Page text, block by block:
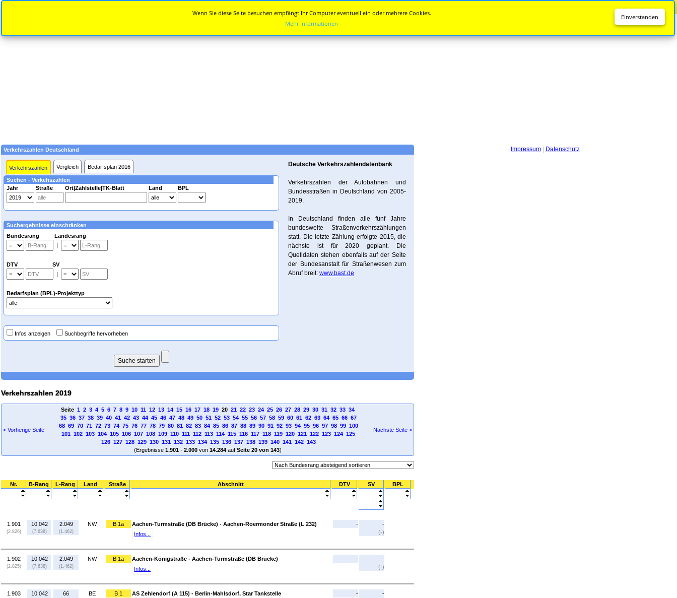
Verkehrszahlen Deutschland
Verkehrszahlen Vergleich Bedarfsplan 2016
Suchen - Verkehszahlen
Jahr
Straße Ort|Zählstelle|TK-Blatt Land BPL
Suchergebnisse einschränken
Bundesrang Landesrang
|
DTV SV
|
Bedarfsplan (BPL)-Projekttyp
Infos anzeigen Suchbegriffe hervorheben
Deutsche Verkehrszahlendatenbank
Verkehrszahlen der Autobahnen und
Bundesstraßen in Deutschland von 2005-
2019.
In Deutschland finden alle fünf Jahre
bundesweite Straßenverkehrszählungen
statt. Die letzte Zählung erfolgte 2015, die
nächste ist für 2020 geplant. Die
Quelldaten stehen ebenfalls auf der Seite
der Bundesanstalt für Straßenwesen zum
Abruf breit: www.bast.de
Verkehrszahlen 2019
< Vorherige Seite
Seite 1 2 3 4 5 6 7 8 9 10 11 12 13 14 15 16 17 18 1920 21 22 23 24 25 26 27 28 29 30 31 32 33 34
35 36 37 38 39 40 41 42 43 44 45 46 47 48 49 50 51 52 53 54 55 56 57 58 59 60 61 62 63 64 65 66 67
68 69 70 71 72 73 74 75 76 77 78 79 80 81 82 83 84 85 86 87 88 89 90 91 92 93 94 95 96 97 98 99 100
101 102 103 104 105 106 107 108 109 110 111 112 113 114 115 116 117 118 119 120 121 122 123 124 125
126 127 128 129 130 131 132 133 134 135 136 137 138 139 140 141 142 143
(Ergebnisse 1.901- 2.000von 14.284auf Seite 20 von 143)
Nächste Seite >
Nr. B-Rang L-Rang Land Straße Abschnitt DTV SV BPL
1.901
(2.826)
10.042
(7.638)
2.049
(1.462)
NW B 1a
Aachen-Turmstraße (DB Brücke) - Aachen-Roermonder Straße (L 232)
Infos...
-
-
(-)
1.902
(2.825)
10.042
(7.638)
2.049
(1.462)
NW B 1a
Aachen-Königstraße - Aachen-Turmstraße (DB Brücke)
Infos...
-
-
(-)
1.903 10.042 66 BE B 1
AS Zehlendorf (A 115) - Berlin-Mahlsdorf, Star Tankstelle
-
-
Impressum| Datenschutz
Einverstanden
Wenn Sie diese Seite besuchen empfängt Ihr Computer eventuell ein oder mehrere Cookies.
Mehr Informationen